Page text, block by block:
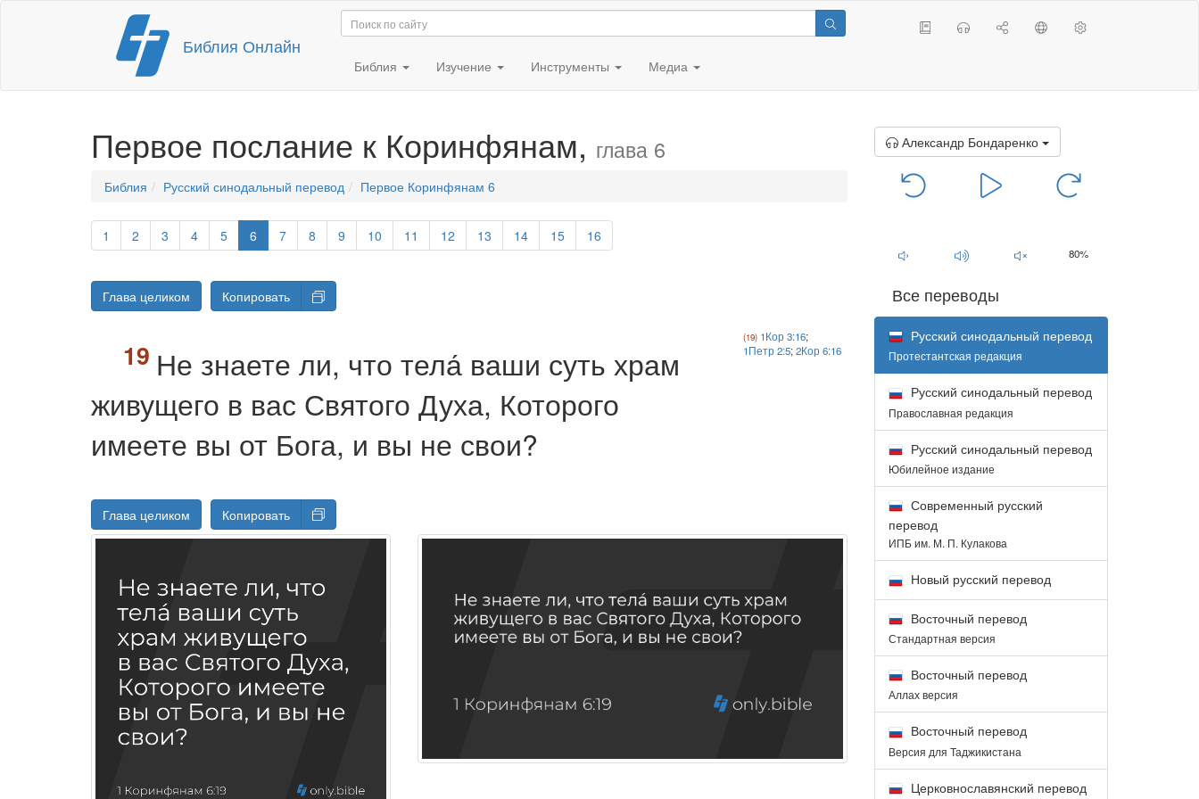
Перейти
содержимому
Библия Онлайн
Библия Изучение Инструменты Медиа
Первое послание к Коринфянам, глава 6
Библия Русский синодальный перевод Первое Коринфянам 6
1 2 3 4 5 6 7 8 9 10 11 12 13 14 15 16
Глава целиком Копировать
Не знаете ли, что тела́ ваши суть храм
живущего в вас Святого Духа, Которого
имеете вы от Бога, и вы не свои?
1Кор 3:16;
1Петр 2:5;2Кор 6:16
Глава целиком Копировать
Александр Бондаренко
80%
Все переводы
Русский синодальный перевод
Протестантская редакция
Русский синодальный перевод
Православная редакция
Русский синодальный перевод
Юбилейное издание
Современный русский
перевод
ИПБ им. М. П. Кулакова
Новый русский перевод
Восточный перевод
Стандартная версия
Восточный перевод
Аллах версия
Восточный перевод
Версия для Таджикистана
Церковнославянский перевод